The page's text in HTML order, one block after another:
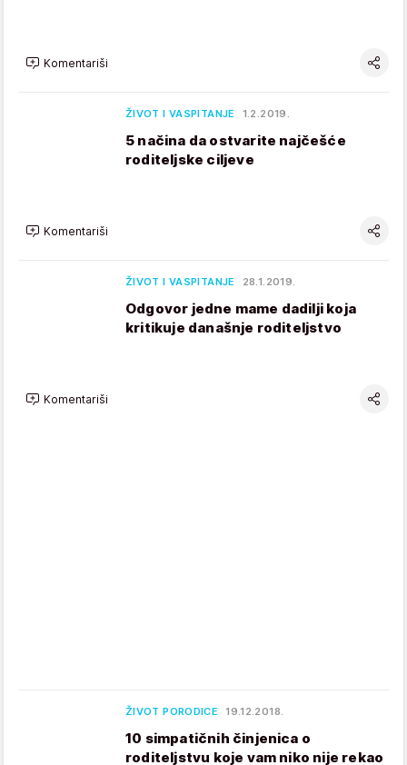
Komentariši
ŽIVOT I VASPITANJE 1.2.2019.
5 načina da ostvarite najčešće
roditeljske ciljeve
Komentariši
ŽIVOT I VASPITANJE 28.1.2019.
Odgovor jedne mame dadilji koja
kritikuje današnje roditeljstvo
Komentariši
ŽIVOT PORODICE 19.12.2018.
10 simpatičnih činjenica o
roditeljstvu koje vam niko nije rekao